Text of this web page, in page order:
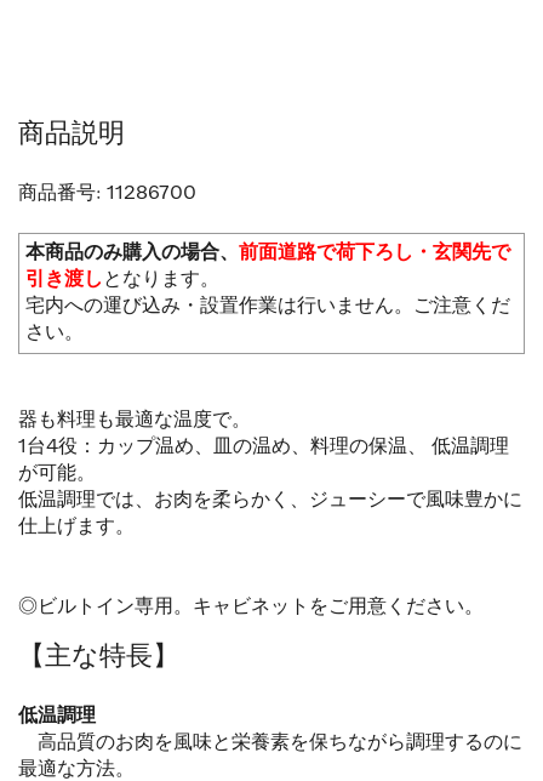
商品説明
商品番号: 11286700
本商品のみ購入の場合、 前面道路で荷下ろし・玄関先で
引き渡し となります。
宅内への運び込み・設置作業は行いません。ご注意くだ
さい。
器も料理も最適な温度で。
1台4役：カップ温め、皿の温め、料理の保温、 低温調理
が可能。
低温調理では、お肉を柔らかく、ジューシーで風味豊かに
仕上げます。
◎ビルトイン専用。キャビネットをご用意ください。
【主な特長】
低温調理
高品質のお肉を風味と栄養素を保ちながら調理するのに
最適な方法。